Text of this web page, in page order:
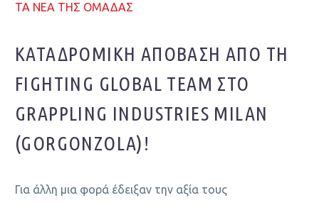
ΤΑ ΝΕΑ ΤΗΣ ΟΜΑΔΑΣ
ΚΑΤΑΔΡΟΜΙΚΉ ΑΠΌΒΑΣΗ ΑΠΌ ΤΗ
FIGHTING GLOBAL TEAM ΣΤΟ
GRAPPLING INDUSTRIES MILAN
(GORGONZOLA)!
Για άλλη μια φορά έδειξαν την αξία τους